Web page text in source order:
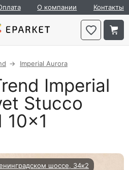
О компании Контакты
Imperial Aurora
Imperial
Stucco
10×1
шоссе, 34к2